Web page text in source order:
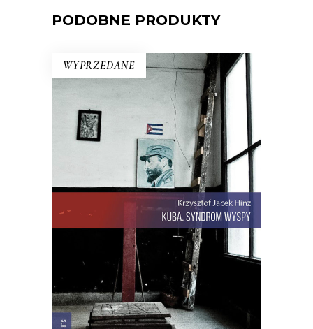
PODOBNE PRODUKTY
WYPRZEDANE
KUBA. SYNDROM WYSPY
Rewolucja i dysydenci, Kubanki
walczące o podpaski i Kubańczycy,
którzy obrażają rewolucję szortami i
sandałami. Jest tu dawna świetność
Hawany, są prosięta hodowane w
wannach i jest krowa – bohaterka
rewolucji.
44.00 zł 22.00zł